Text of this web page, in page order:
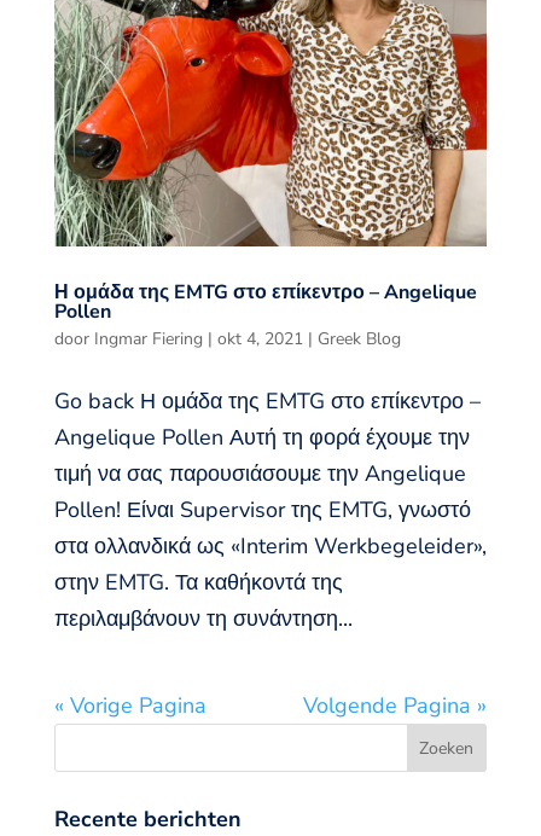
Η ομάδα της EMTG στο επίκεντρο – Angelique
Pollen
door Ingmar Fiering | okt 4, 2021| Greek Blog
Go back Η ομάδα της EMTG στο επίκεντρο –
Angelique Pollen Αυτή τη φορά έχουμε την
τιμή να σας παρουσιάσουμε την Angelique
Pollen! Είναι Supervisor της EMTG, γνωστό
στα ολλανδικά ως «Interim Werkbegeleider»,
στην EMTG. Τα καθήκοντά της
περιλαμβάνουν τη συνάντηση...
« Vorige Pagina Volgende Pagina »
Recente berichten